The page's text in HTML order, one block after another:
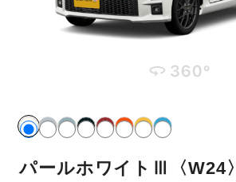
パールホワイトⅢ〈W24〉